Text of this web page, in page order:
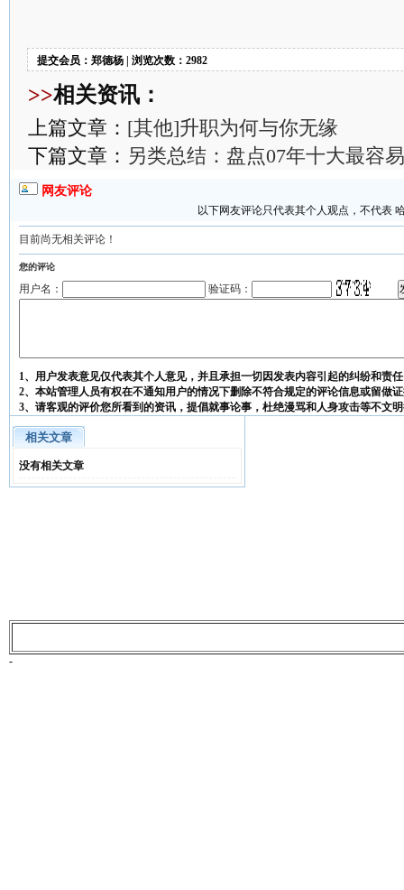
提交会员：郑德杨 | 浏览次数：2982
>>相关资讯：
上篇文章： [其他]升职为何与你无缘
下篇文章： 另类总结：盘点07年十大最容
网友评论
以下网友评论只代表其个人观点，不代表
目前尚无相关评论！
您的评论
用户名： 验证码：
1、用户发表意见仅代表其个人意见，并且承担一切因发表内容引起的纠纷和责
2、本站管理人员有权在不通知用户的情况下删除不符合规定的评论信息或留做
3、请客观的评价您所看到的资讯，提倡就事论事，杜绝漫骂和人身攻击等不文
相关文章
没有相关文章
-